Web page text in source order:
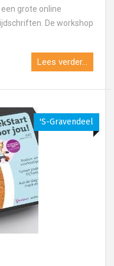
grote online
De workshop
Lees verder...
's-Gravendeel